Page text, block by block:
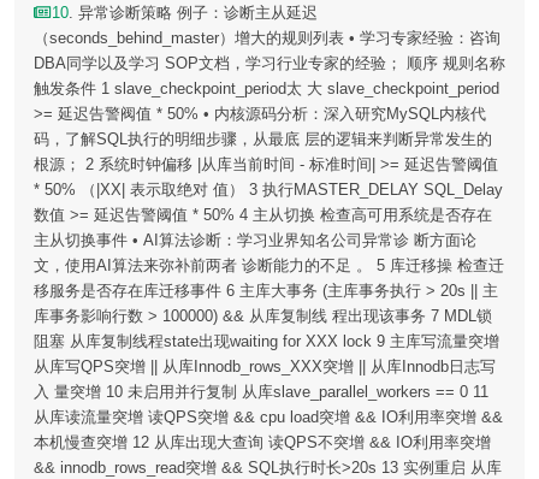
10. 异常诊断策略 例子：诊断主从延迟
（seconds_behind_master）增大的规则列表 • 学习专家经验：咨询
DBA同学以及学习 SOP文档，学习行业专家的经验； 顺序 规则名称
触发条件 1 slave_checkpoint_period太 大 slave_checkpoint_period
>= 延迟告警阀值 * 50% • 内核源码分析：深入研究MySQL内核代
码，了解SQL执行的明细步骤，从最底 层的逻辑来判断异常发生的
根源； 2 系统时钟偏移 |从库当前时间 - 标准时间| >= 延迟告警阈值
* 50% （|XX| 表示取绝对 值） 3 执行MASTER_DELAY SQL_Delay
数值 >= 延迟告警阈值 * 50% 4 主从切换 检查高可用系统是否存在
主从切换事件 • AI算法诊断：学习业界知名公司异常诊 断方面论
文，使用AI算法来弥补前两者 诊断能力的不足 。 5 库迁移操 检查迁
移服务是否存在库迁移事件 6 主库大事务 (主库事务执行 > 20s || 主
库事务影响行数 > 100000) && 从库复制线 程出现该事务 7 MDL锁
阻塞 从库复制线程state出现waiting for XXX lock 9 主库写流量突增
从库写QPS突增 || 从库Innodb_rows_XXX突增 || 从库Innodb日志写
入 量突增 10 未启用并行复制 从库slave_parallel_workers == 0 11
从库读流量突增 读QPS突增 && cpu load突增 && IO利用率突增 &&
本机慢查突增 12 从库出现大查询 读QPS不突增 && IO利用率突增
&& innodb_rows_read突增 && SQL执行时长>20s 13 实例重启 从库